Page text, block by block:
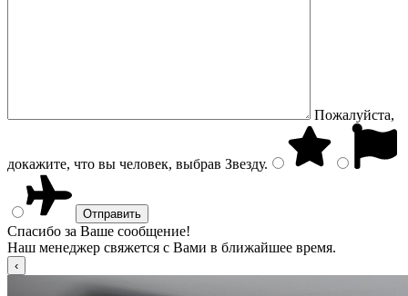
Пожалуйста,
докажите, что вы человек, выбрав Звезду.
Спасибо за Ваше сообщение!
Наш менеджер свяжется с Вами в ближайшее время.